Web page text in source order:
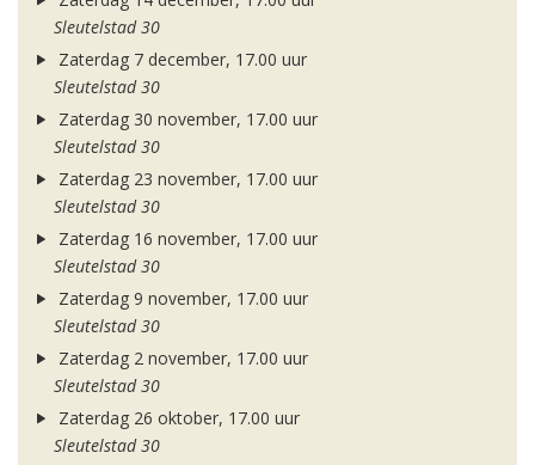
Sleutelstad 30
Zaterdag 7 december, 17.00 uur
Sleutelstad 30
Zaterdag 30 november, 17.00 uur
Sleutelstad 30
Zaterdag 23 november, 17.00 uur
Sleutelstad 30
Zaterdag 16 november, 17.00 uur
Sleutelstad 30
Zaterdag 9 november, 17.00 uur
Sleutelstad 30
Zaterdag 2 november, 17.00 uur
Sleutelstad 30
Zaterdag 26 oktober, 17.00 uur
Sleutelstad 30